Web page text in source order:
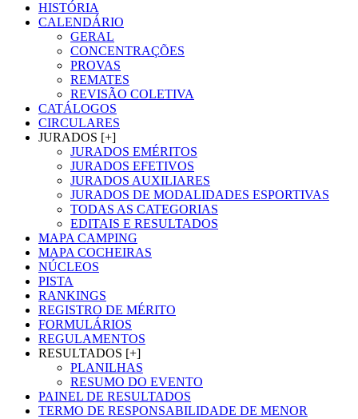
HISTÓRIA
CALENDÁRIO
GERAL
CONCENTRAÇÕES
PROVAS
REMATES
REVISÃO COLETIVA
CATÁLOGOS
CIRCULARES
JURADOS [+]
JURADOS EMÉRITOS
JURADOS EFETIVOS
JURADOS AUXILIARES
JURADOS DE MODALIDADES ESPORTIVAS
TODAS AS CATEGORIAS
EDITAIS E RESULTADOS
MAPA CAMPING
MAPA COCHEIRAS
NÚCLEOS
PISTA
RANKINGS
REGISTRO DE MÉRITO
FORMULÁRIOS
REGULAMENTOS
RESULTADOS [+]
PLANILHAS
RESUMO DO EVENTO
PAINEL DE RESULTADOS
TERMO DE RESPONSABILIDADE DE MENOR